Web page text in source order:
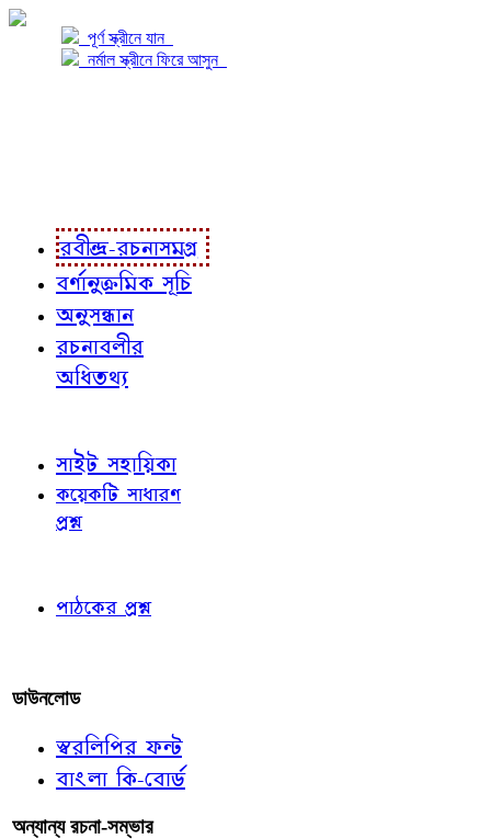
পূর্ণ স্ক্রীনে যান
নর্মাল স্ক্রীনে ফিরে আসুন
রবীন্দ্র-রচনাসমগ্র
বর্ণানুক্রমিক সূচি
অনুসন্ধান
রচনাবলীর
অধিতথ্য
সাইট সহায়িকা
কয়েকটি সাধারণ
প্রশ্ন
পাঠকের প্রশ্ন
ডাউনলোড
স্বরলিপির ফন্ট
বাংলা কি-বোর্ড
অন্যান্য রচনা-সম্ভার